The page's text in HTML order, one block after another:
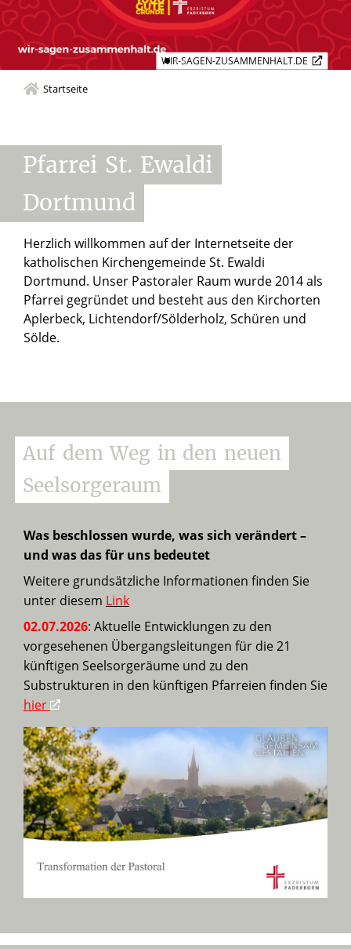
Startseite
Pfarrei St. Ewaldi
Dortmund
Herzlich willkommen auf der Internetseite der
katholischen Kirchengemeinde St. Ewaldi
Dortmund. Unser Pastoraler Raum wurde 2014 als
Pfarrei gegründet und besteht aus den Kirchorten
Aplerbeck, Lichtendorf/Sölderholz, Schüren und
Sölde.
Auf dem Weg in den neuen
Seelsorgeraum
Was beschlossen wurde, was sich verändert –
und was das für uns bedeutet
Weitere grundsätzliche Informationen finden Sie
unter diesem Link
02.07.2026: Aktuelle Entwicklungen zu den
vorgesehenen Übergangsleitungen für die 21
künftigen Seelsorgeräume und zu den
Substrukturen in den künftigen Pfarreien finden Sie
hier